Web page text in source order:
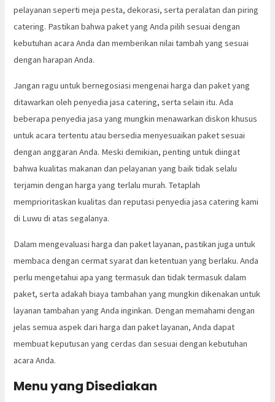
pelayanan seperti meja pesta, dekorasi, serta peralatan dan piring
catering. Pastikan bahwa paket yang Anda pilih sesuai dengan
kebutuhan acara Anda dan memberikan nilai tambah yang sesuai
dengan harapan Anda.
Jangan ragu untuk bernegosiasi mengenai harga dan paket yang
ditawarkan oleh penyedia jasa catering, serta selain itu. Ada
beberapa penyedia jasa yang mungkin menawarkan diskon khusus
untuk acara tertentu atau bersedia menyesuaikan paket sesuai
dengan anggaran Anda. Meski demikian, penting untuk diingat
bahwa kualitas makanan dan pelayanan yang baik tidak selalu
terjamin dengan harga yang terlalu murah. Tetaplah
memprioritaskan kualitas dan reputasi penyedia jasa catering kami
di Luwu di atas segalanya.
Dalam mengevaluasi harga dan paket layanan, pastikan juga untuk
membaca dengan cermat syarat dan ketentuan yang berlaku. Anda
perlu mengetahui apa yang termasuk dan tidak termasuk dalam
paket, serta adakah biaya tambahan yang mungkin dikenakan untuk
layanan tambahan yang Anda inginkan. Dengan memahami dengan
jelas semua aspek dari harga dan paket layanan, Anda dapat
membuat keputusan yang cerdas dan sesuai dengan kebutuhan
acara Anda.
Menu yang Disediakan